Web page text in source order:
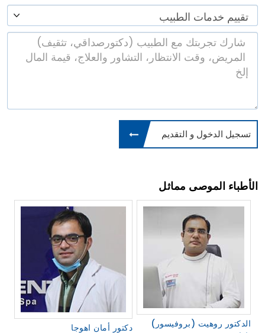
تسجيل الدخول و التقديم
الأطباء الموصى مماثل
(بروفيسور) الدكتور روهيت
دكتور أمان اهوجا